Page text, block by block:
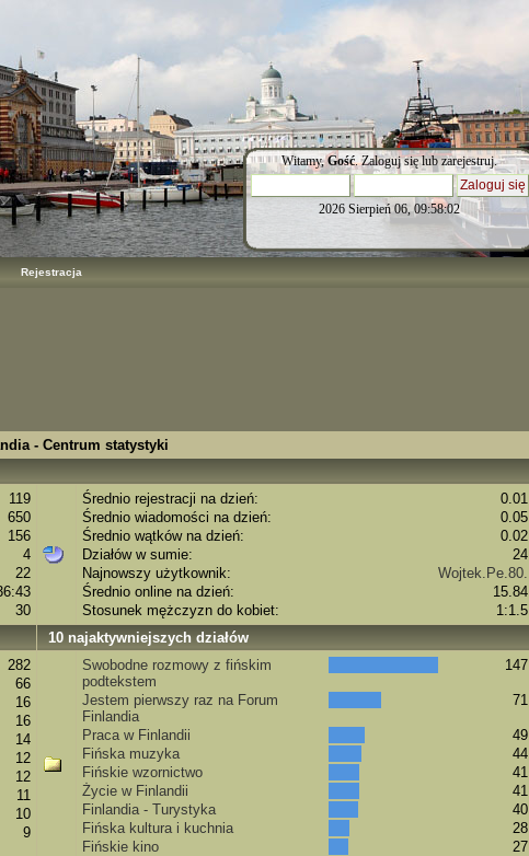
Witamy,Gość.Zaloguj sięlubzarejestruj.
2026 Sierpień 06, 09:58:02
Rejestracja
- Centrum statystyki
119
650
156
4
22
30
Średnio rejestracji na dzień:
0.01
Średnio wiadomości na dzień:
0.05
Średnio wątków na dzień:
0.02
Działów w sumie:
24
Najnowszy użytkownik:
Wojtek.Pe.80.
Średnio online na dzień:
15.84
Stosunek mężczyzn do kobiet:
1:1.5
10 najaktywniejszych działów
282
66
16
16
14
12
12
11
10
9
Swobodne rozmowy z fińskim
podtekstem
147
Jestem pierwszy raz na Forum
Finlandia
71
Praca w Finlandii
49
Fińska muzyka
44
Fińskie wzornictwo
41
Życie w Finlandii
41
Finlandia - Turystyka
40
Fińska kultura i kuchnia
28
Fińskie kino
27